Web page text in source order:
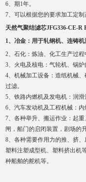
6、期1年。
7、可以根据您的要求加工定制
天然气聚结滤芯JFG336-CE-R
1、冶金：用于轧钢机、连铸
2、石化：炼油、化工生产过
3、火电及核电：气轮机、锅
4、机械加工设备：造纸机械
过滤。
5、铁路内燃机及发电机：润
6、汽车发动机及工程机械：
7、各种举升、搬运作业：起
闸，船门的启闭装置，剧场的
8、各种需要作用力的推、挤
塑料注塑成型机、塑料挤出机
种船舶的舵机等。